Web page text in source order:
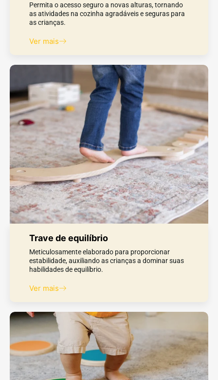
Permita o acesso seguro a novas alturas, tornando
as atividades na cozinha agradáveis e seguras para
as crianças.
Ver mais
Trave de equilíbrio
Meticulosamente elaborado para proporcionar
estabilidade, auxiliando as crianças a dominar suas
habilidades de equilíbrio.
Ver mais